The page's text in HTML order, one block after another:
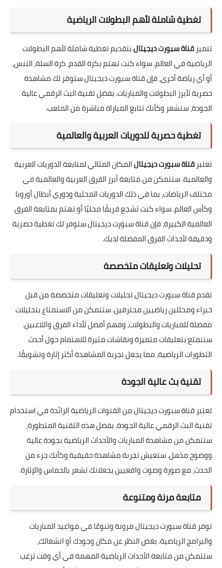
تغطية شاملة لأهم البطولات الرياضية
تتميزقناة سبورت ديجيتالبتقديم تغطية شاملة لأهم البطولات
الرياضية في العالم. سواء كنت تهتم بكرة القدم، كرة السلة، التنس،
أو أي رياضة أخرى، فإن قناة سبورت ديجيتال ستوفر لك مشاهدة
حصرية لأبرز البطولات والمباريات. بفضل تقنية البث الرقمي عالية
الجودة، ستشعر وكأنك تتابع المباراة مباشرة من الملعب.
تغطية حصرية للدوريات العربية والعالمية
تعتبرقناة سبورت ديجيتالالمكان المثالي لمتابعة الدوريات العربية
والعالمية. ستتمكن من متابعة أبرز الفرق العربية والعالمية في
مختلف الرياضات، بما في ذلك الدوريات المحلية ودوري أبطال أوروبا
وكأس العالم. سواء كنت تشجع فريقًا محليًا أو تهتم بمتابعة الفرق
العالمية الكبيرة، فإن قناة سبورت ديجيتال ستوفر لك تغطية حصرية
ودقيقة لأحداث الفرق المفضلة لديك.
تحليلات وتعليقات متخصصة
تقدم قناة سبورت ديجيتال تحليلات وتعليقات متخصصة من قبل
خبراء ومحللين رياضيين محترفين. ستتمكن من الاستمتاع بتحليلات
مفصلة للمباريات والبطولات، وفهم أفضل لأداء الفرق واللاعبين.
ستتمتع بتعليقات متميزة ونقاشات مثيرة للاهتمام حول أحدث
التطورات الرياضية، مما يجعل تجربة المشاهدة أكثر إثارة وتشويقًا.
تقنية بث عالية الجودة
تعتبر قناة سبورت ديجيتال من القنوات الرياضية الرائدة في استخدام
تقنية البث الرقمي عالية الجودة. بفضل هذه التقنية المتطورة،
ستتمكن من مشاهدة المباريات والأحداث الرياضية بجودة عالية
ووضوح مذهل. ستعيش تجربة مشاهدة حقيقية وكأنك جزء من
الحدث، مع صورة وصوت واقعيين يجعلانك تشعر بالحماس والإثارة.
متابعة مرنة ومتنوعة
توفر قناة سبورت ديجيتال مرونة وتنوعًا في مواعيد المباريات
والبرامج الرياضية. بغض النظر عن مكان وجودك أو انشغالك،
ستتمكن من متابعة الأحداث الرياضية المهمة في أي وقت ترغب